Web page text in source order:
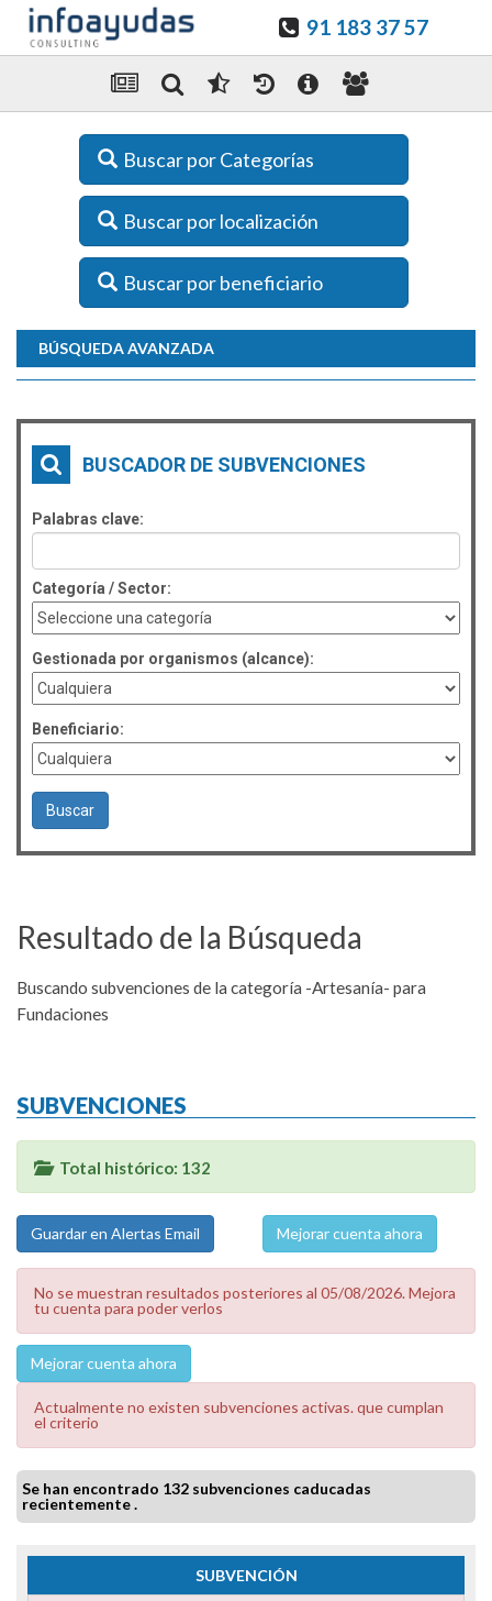
91 183 37 57
Buscar por Categorías
Buscar por localización
Buscar por beneficiario
BÚSQUEDA AVANZADA
BUSCADOR DE SUBVENCIONES
Palabras clave:
Categoría / Sector:
Gestionada por organismos (alcance):
Beneficiario:
Resultado de la Búsqueda
Buscando subvenciones de la categoría -Artesanía- para
Fundaciones
SUBVENCIONES
Total histórico: 132
Mejorar cuenta ahora
No se muestran resultados posteriores al 05/08/2026. Mejora
tu cuenta para poder verlos
Mejorar cuenta ahora
Actualmente no existen subvenciones activas. que cumplan
el criterio
Se han encontrado 132 subvenciones caducadas
recientemente .
SUBVENCIÓN